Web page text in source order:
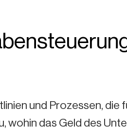
und Prozessen, die
wohin das Geld des